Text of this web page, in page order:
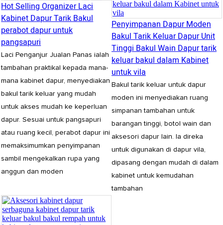
Hot Selling Organizer Laci
Kabinet Dapur Tarik Bakul
perabot dapur untuk
pangsapuri
Laci Penganjur Jualan Panas ialah
tambahan praktikal kepada mana-
mana kabinet dapur, menyediakan
bakul tarik keluar yang mudah
untuk akses mudah ke keperluan
dapur. Sesuai untuk pangsapuri
atau ruang kecil, perabot dapur ini
memaksimumkan penyimpanan
sambil mengekalkan rupa yang
anggun dan moden
Penyimpanan Dapur Moden
Bakul Tarik Keluar Dapur Unit
Tinggi Bakul Wain Dapur tarik
keluar bakul dalam Kabinet
untuk vila
Bakul tarik keluar untuk dapur
moden ini menyediakan ruang
simpanan tambahan untuk
barangan tinggi, botol wain dan
aksesori dapur lain. Ia direka
untuk digunakan di dapur vila,
dipasang dengan mudah di dalam
kabinet untuk kemudahan
tambahan